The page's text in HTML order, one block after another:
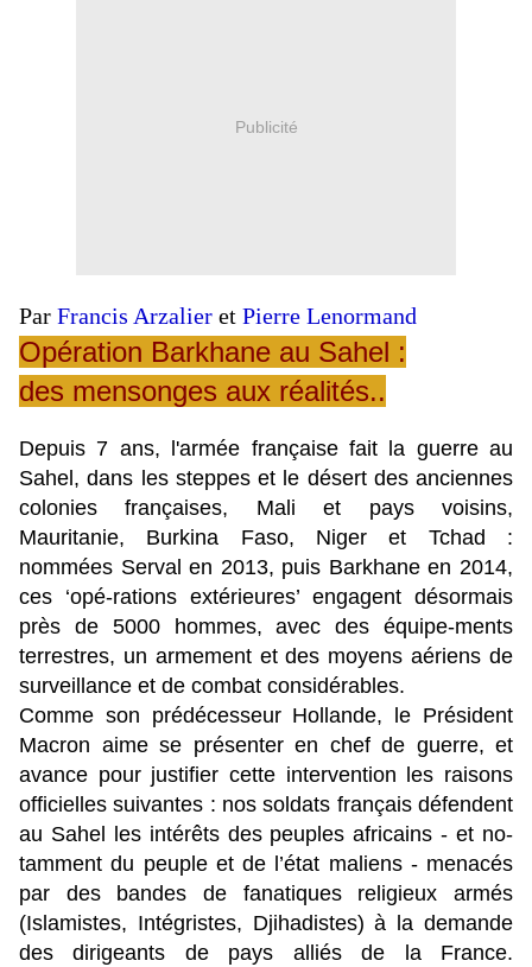
Publicité
Par Francis Arzalier et Pierre Lenormand
Opération Barkhane au Sahel :
des mensonges aux réalités..
Depuis 7 ans, l'armée française fait la guerre au
Sahel, dans les steppes et le désert des anciennes
colonies françaises, Mali et pays voisins,
Mauritanie, Burkina Faso, Niger et Tchad :
nommées Serval en 2013, puis Barkhane en 2014,
ces ‘opé-rations extérieures’ engagent désormais
près de 5000 hommes, avec des équipe-ments
terrestres, un armement et des moyens aériens de
surveillance et de combat considérables.
Comme son prédécesseur Hollande, le Président
Macron aime se présenter en chef de guerre, et
avance pour justifier cette intervention les raisons
officielles suivantes : nos soldats français défendent
au Sahel les intérêts des peuples africains - et no-
tamment du peuple et de l’état maliens - menacés
par des bandes de fanatiques religieux armés
(Islamistes, Intégristes, Djihadistes) à la demande
des dirigeants de pays alliés de la France.